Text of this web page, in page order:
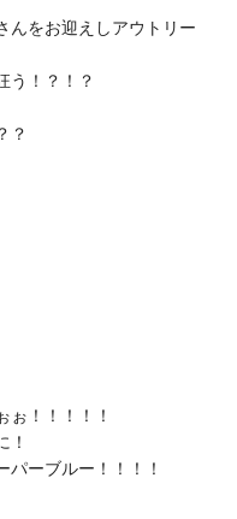
んをお迎えしアウトリー
う！？！？
？
ぉ！！！！！
！
パーブルー！！！！